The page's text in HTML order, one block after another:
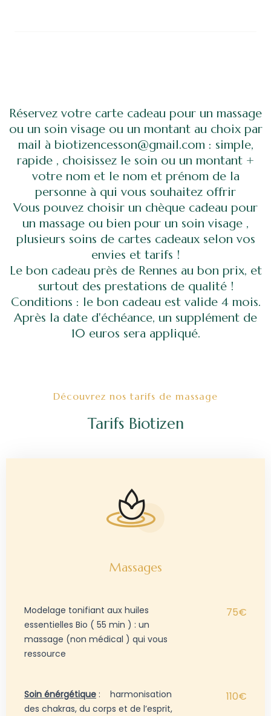
Réservez votre carte cadeau pour un massage
ou un soin visage ou un montant au choix par
mail à biotizencesson@gmail.com : simple,
rapide , choisissez le soin ou un montant +
votre nom et le nom et prénom de la
personne à qui vous souhaitez offrir
Vous pouvez choisir un chèque cadeau pour
un massage ou bien pour un soin visage ,
plusieurs soins de cartes cadeaux selon vos
envies et tarifs !
Le bon cadeau près de Rennes au bon prix, et
surtout des prestations de qualité !
Conditions : le bon cadeau est valide 4 mois.
Après la date d'échéance, un supplément de
10 euros sera appliqué.
Découvrez nos tarifs de massage
Tarifs Biotizen
Massages
Modelage tonifiant aux huiles
essentielles Bio ( 55 min ) : un
massage (non médical ) qui vous
ressource
75€
Soin énérgétique :
harmonisation
des chakras, du corps et de l’esprit,
110€